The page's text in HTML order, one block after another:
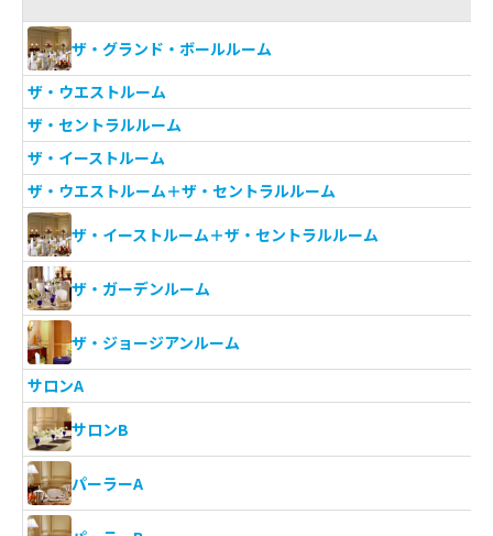
ザ・グランド・ボールルーム
ザ・ウエストルーム
ザ・セントラルルーム
ザ・イーストルーム
ザ・ウエストルーム＋ザ・セントラルルーム
ザ・イーストルーム＋ザ・セントラルルーム
ザ・ガーデンルーム
ザ・ジョージアンルーム
サロンA
サロンB
パーラーA